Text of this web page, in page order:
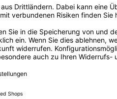
widerrufen
- with